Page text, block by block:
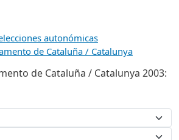
autonómicas
de Cataluña / Catalunya
de Cataluña / Catalunya 2003: